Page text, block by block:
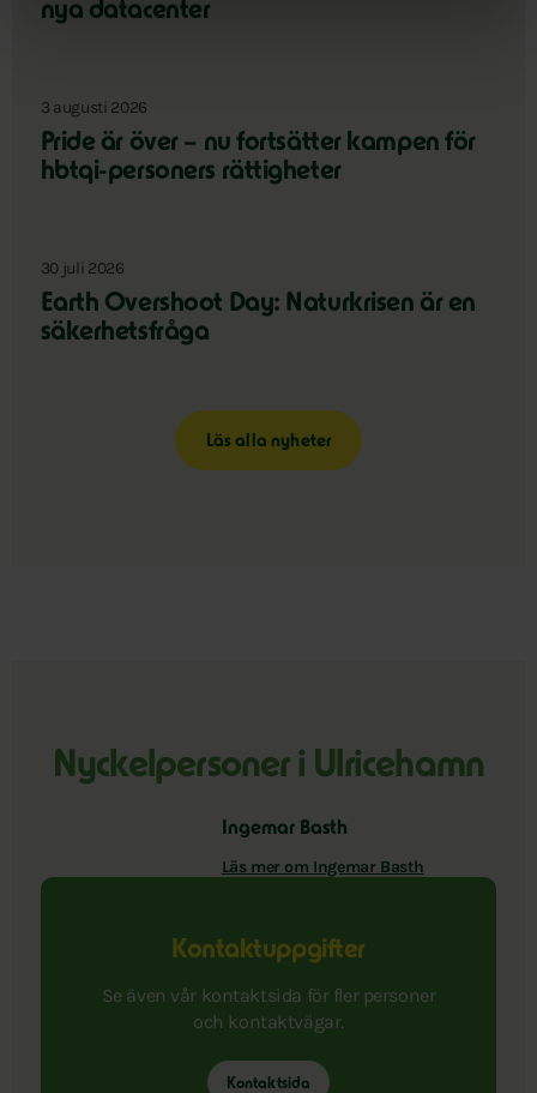
nya datacenter
3 augusti 2026
Pride är över – nu fortsätter kampen för
hbtqi-personers rättigheter
30 juli 2026
Earth Overshoot Day: Naturkrisen är en
säkerhetsfråga
Läs alla nyheter
Nyckelpersoner i Ulricehamn
Ingemar Basth
Läs mer om Ingemar Basth
Kontaktuppgifter
Se även vår kontaktsida för fler personer
och kontaktvägar.
Kontaktsida